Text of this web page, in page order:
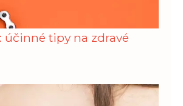
účinné tipy na zdravé